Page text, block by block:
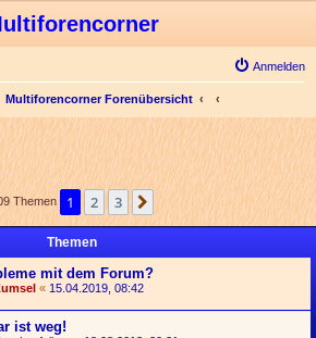
Anmelden
Multiforencorner Forenübersicht
Themen 1 2 3 Nächste
Themen
mit dem Forum?
« 15.04.2019, 08:42
ist weg!